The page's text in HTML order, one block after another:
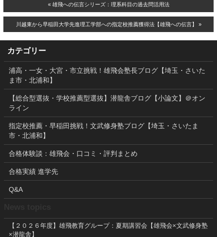
« 雄飛への伝言シリーズ：理系科目の過去問活用法
川越東から早稲田大学先進理工学部への指定校推薦獲得法【雄飛への伝言】 »
カテゴリー
浦高・一女・大宮・市立挑戦！雄飛会塾長ブログ【埼玉・さいた
ま市・北浦和】
【総合型選抜・学校推薦型選抜】潜龍舎ブログ【小論文】＠オン
ライン
指定校推薦・早稲田挑戦！文武修身塾ブログ【埼玉・さいたま
市・北浦和】
合格体験談：雄飛会・口コミ・評判まとめ
合格実績 進学先
Q&A
【２０２６年度】雄飛教育グループ：夏期講習会【雄飛会×文武修身塾
×潜龍舎】